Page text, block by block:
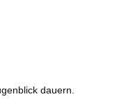
dauern.